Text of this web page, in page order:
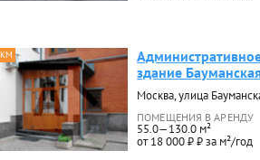
здание
Москва, улица
ПОМЕЩЕНИЯ В АРЕНДУ
55.0—130.0 м²
от 18 000 ₽ ₽ за м²/год